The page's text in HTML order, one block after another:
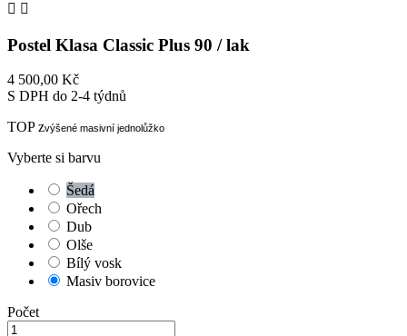
 
Postel Klasa Classic Plus 90 / lak
4 500,00 Kč
S DPH do 2-4 týdnů
TOP zvýšené masivní jednolůžko
Vyberte si barvu
Šedá
Ořech
Dub
Olše
Bílý vosk
Masiv borovice
Počet